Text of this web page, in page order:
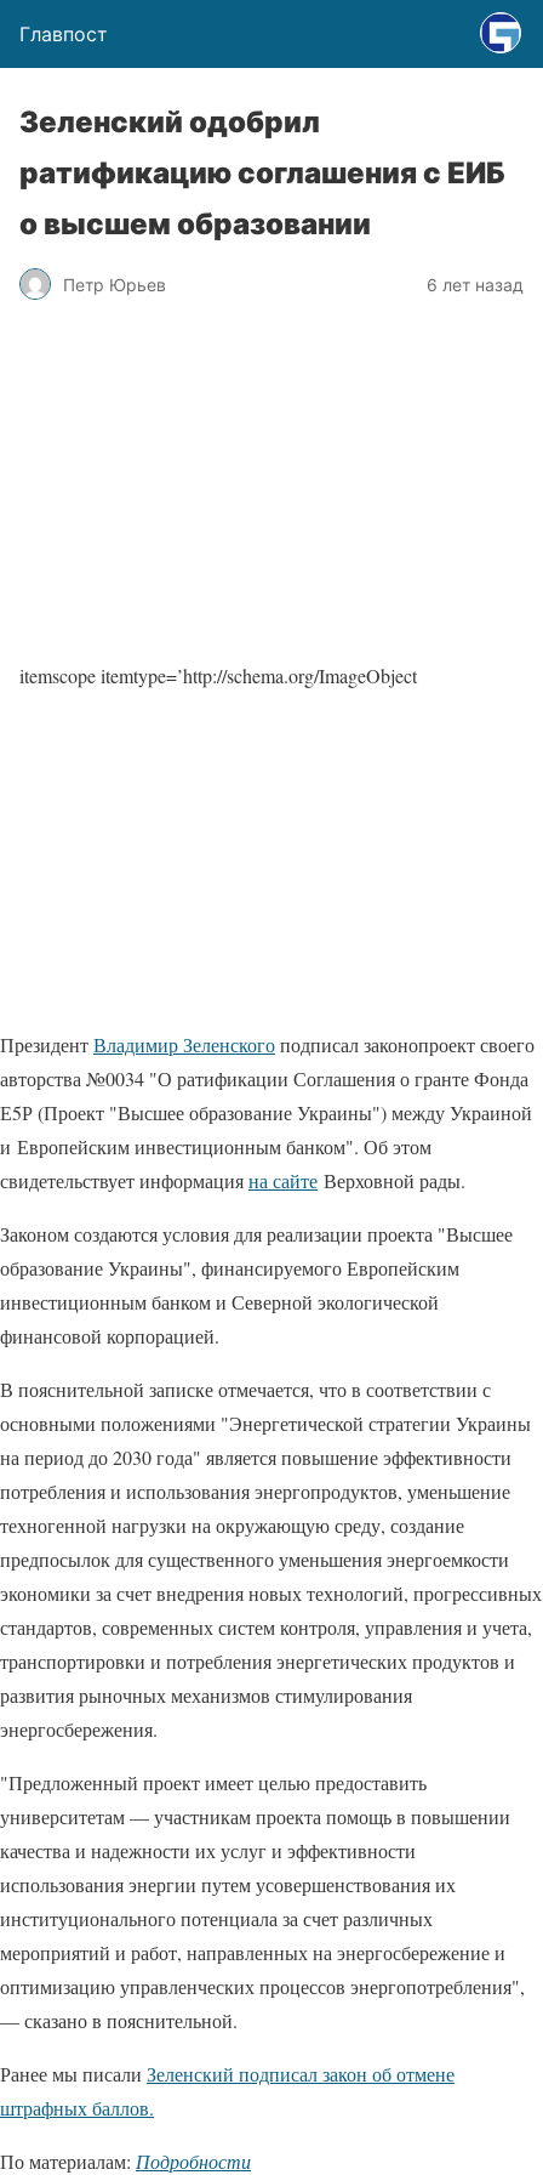
Главпост
Зеленский одобрил
ратификацию соглашения с ЕИБ
о высшем образовании
Петр Юрьев 6 лет назад
itemscope itemtype=’http://schema.org/ImageObject
ПрезидентВладимир Зеленскогоподписал законопроект своего
авторства №0034 "О ратификации Соглашения о гранте Фонда
Е5Р (Проект "Высшее образование Украины") между Украиной
и Европейским инвестиционным банком". Об этом
свидетельствует информацияна сайте Верховной рады.
Законом создаются условия для реализации проекта "Высшее
образование Украины", финансируемого Европейским
инвестиционным банком и Северной экологической
финансовой корпорацией.
В пояснительной записке отмечается, что в соответствии с
основными положениями "Энергетической стратегии Украины
на период до 2030 года" является повышение эффективности
потребления и использования энергопродуктов, уменьшение
техногенной нагрузки на окружающую среду, создание
предпосылок для существенного уменьшения энергоемкости
экономики за счет внедрения новых технологий, прогрессивных
стандартов, современных систем контроля, управления и учета,
транспортировки и потребления энергетических продуктов и
развития рыночных механизмов стимулирования
энергосбережения.
"Предложенный проект имеет целью предоставить
университетам — участникам проекта помощь в повышении
качества и надежности их услуг и эффективности
использования энергии путем усовершенствования их
институционального потенциала за счет различных
мероприятий и работ, направленных на энергосбережение и
оптимизацию управленческих процессов энергопотребления",
— сказано в пояснительной.
Ранее мы писали Зеленский подписал закон об отмене
штрафных баллов.
По материалам: Подробности